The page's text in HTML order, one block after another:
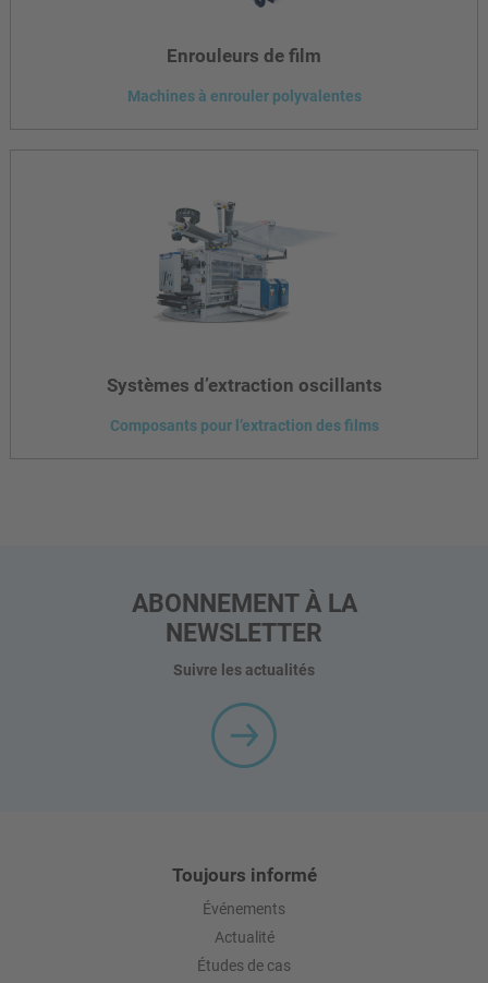
Enrouleurs de film
Machines à enrouler polyvalentes
Systèmes d’extraction oscillants
Composants pour l’extraction des films
ABONNEMENT À LA
NEWSLETTER
Suivre les actualités
Toujours informé
Événements
Actualité
Études de cas